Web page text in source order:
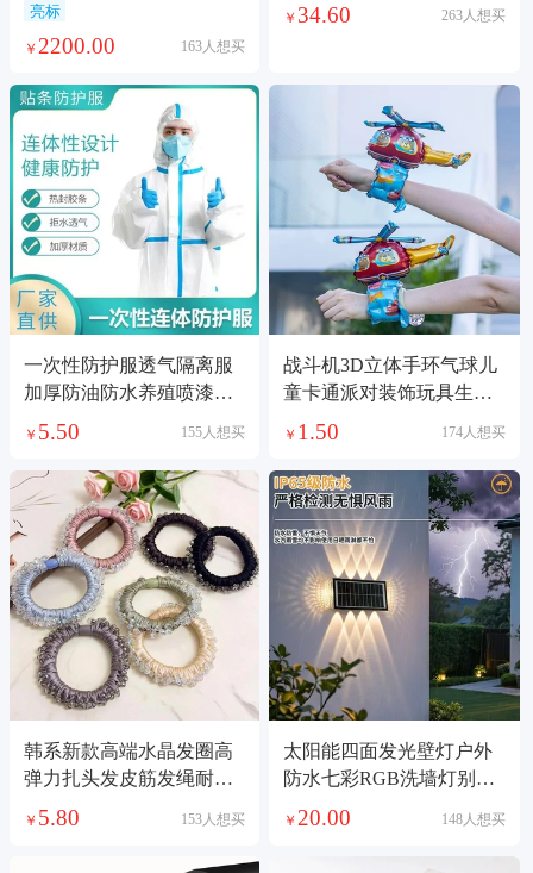
亮标
￥ 2200.00 163人想买
汁机
￥ 34.60 263人想买
一次性防护服透气隔离服
加厚防油防水养殖喷漆全
身连体防飞沫
￥ 5.50 155人想买
战斗机3D立体手环气球儿
童卡通派对装饰玩具生日
礼物地推礼品
￥ 1.50 174人想买
韩系新款高端水晶发圈高
弹力扎头发皮筋发绳耐用
不伤发头绳发饰
￥ 5.80 153人想买
太阳能四面发光壁灯户外
防水七彩RGB洗墙灯别墅
庭院门口外墙装饰感应壁
￥20.00 148人想买